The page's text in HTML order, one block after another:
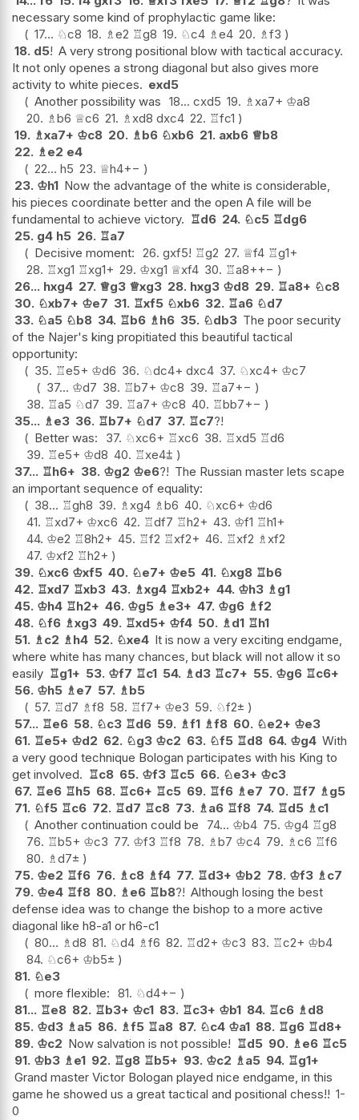
necessary some kind of prophylactic game like:
17... ♘c8 18. ♗e2 ♖g8 19. ♘c4 ♗e4 20. ♗f3
18. d5! A very strong positional blow with tactical accuracy.
It not only openes a strong diagonal but also gives more
activity to white pieces. exd5
Another possibility was 18... cxd5 19. ♗xa7+ ♔a8
20. ♗b6 ♕c6 21. ♗xd8 dxc4 22. ♖fc1
19. ♗xa7+ ♔c8 20. ♗b6 ♘xb6 21. axb6 ♕b8
22. ♗e2 e4
22... h5 23. ♕h4+−
23. ♔h1 Now the advantage of the white is considerable,
his pieces coordinate better and the open A file will be
fundamental to achieve victory. ♖d6 24. ♘c5 ♖dg6
25. g4 h5 26. ♖a7
Decisive moment: 26. gxf5! ♖g2 27. ♕f4 ♖g1+
28. ♖xg1 ♖xg1+ 29. ♔xg1 ♕xf4 30. ♖a8++−
26... hxg4 27. ♕g3 ♕xg3 28. hxg3 ♔d8 29. ♖a8+ ♘c8
30. ♘xb7+ ♔e7 31. ♖xf5 ♘xb6 32. ♖a6 ♘d7
33. ♘a5 ♘b8 34. ♖b6 ♗h6 35. ♘db3 The poor security
of the Najer's king propitiated this beautiful tactical
opportunity:
35. ♖e5+ ♔d6 36. ♘dc4+ dxc4 37. ♘xc4+ ♔c7
37... ♔d7 38. ♖b7+ ♔c8 39. ♖a7+−
38. ♖a5 ♘d7 39. ♖a7+ ♔c8 40. ♖bb7+−
35... ♗e3 36. ♖b7+ ♘d7 37. ♖c7?!
Better was:
37. ♘xc6+ ♖xc6 38. ♖xd5 ♖d6
39. ♖e5+ ♔d8 40. ♖xe4⩲
37... ♖h6+ 38. ♔g2 ♔e6?! The Russian master lets scape
an important sequence of equality:
38... ♖gh8 39. ♗xg4 ♗b6 40. ♘xc6+ ♔d6
41. ♖xd7+ ♔xc6 42. ♖df7 ♖h2+ 43. ♔f1 ♖h1+
44. ♔e2 ♖8h2+ 45. ♖f2 ♖xf2+ 46. ♖xf2 ♗xf2
47. ♔xf2 ♖h2+
39. ♘xc6 ♔xf5 40. ♘e7+ ♔e5 41. ♘xg8 ♖b6
42. ♖xd7 ♖xb3 43. ♗xg4 ♖xb2+ 44. ♔h3 ♗g1
45. ♔h4 ♖h2+ 46. ♔g5 ♗e3+ 47. ♔g6 ♗f2
48. ♘f6 ♗xg3 49. ♖xd5+ ♔f4 50. ♗d1 ♖h1
51. ♗c2 ♗h4 52. ♘xe4 It is now a very exciting endgame,
where white has many chances, but black will not allow it so
easily ♖g1+ 53. ♔f7 ♖c1 54. ♗d3 ♖c7+ 55. ♔g6 ♖c6+
56. ♔h5 ♗e7 57. ♗b5
57. ♖d7 ♗f8 58. ♖f7+ ♔e3 59. ♘f2±
57... ♖e6 58. ♘c3 ♖d6 59. ♗f1 ♗f8 60. ♘e2+ ♔e3
61. ♖e5+ ♔d2 62. ♘g3 ♔c2 63. ♘f5 ♖d8 64. ♔g4 With
a very good technique Bologan participates with his King to
get involved. ♖c8 65. ♔f3 ♖c5 66. ♘e3+ ♔c3
67. ♖e6 ♖h5 68. ♖c6+ ♖c5 69. ♖f6 ♗e7 70. ♖f7 ♗g5
71. ♘f5 ♖c6 72. ♖d7 ♖c8 73. ♗a6 ♖f8 74. ♖d5 ♗c1
Another continuation could be
74... ♔b4 75. ♔g4 ♖g8
76. ♖b5+ ♔c3 77. ♔f3 ♖f8 78. ♗b7 ♔c4 79. ♗c6 ♖f6
80. ♗d7±
75. ♔e2 ♖f6 76. ♗c8 ♗f4 77. ♖d3+ ♔b2 78. ♔f3 ♗c7
79. ♔e4 ♖f8 80. ♗e6 ♖b8?! Although losing the best
defense idea was to change the bishop to a more active
diagonal like h8-a1 or h6-c1
80... ♗d8 81. ♘d4 ♗f6 82. ♖d2+ ♔c3 83. ♖c2+ ♔b4
84. ♘c6+ ♔b5±
81. ♘e3
more flexible: 81. ♘d4+−
81... ♖e8 82. ♖b3+ ♔c1 83. ♖c3+ ♔b1 84. ♖c6 ♗d8
85. ♔d3 ♗a5 86. ♗f5 ♖a8 87. ♘c4 ♔a1 88. ♖g6 ♖d8+
89. ♔c2 Now salvation is not possible! ♖d5 90. ♗e6 ♖c5
91. ♔b3 ♗e1 92. ♖g8 ♖b5+ 93. ♔c2 ♗a5 94. ♖g1+
Grand master Victor Bologan played nice endgame, in this
game he showed us a great tactical and positional chess!! 1-
0